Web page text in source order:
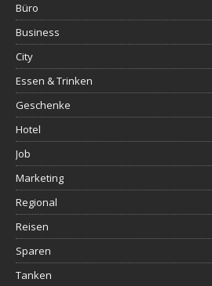
Büro
Business
City
Essen & Trinken
Geschenke
Hotel
Job
Marketing
Regional
Reisen
Sparen
Tanken